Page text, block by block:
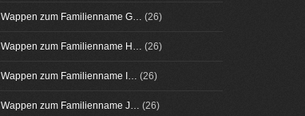
Wappen zum Familienname G… (26)
Wappen zum Familienname H… (26)
Wappen zum Familienname I… (26)
Wappen zum Familienname J… (26)